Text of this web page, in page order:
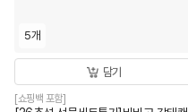
5개
담기
[쇼핑백 포함]